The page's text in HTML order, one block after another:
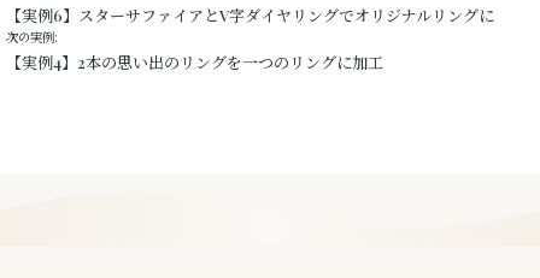
【実例6】スターサファイアとV字ダイヤリングでオリジナルリングに
次の実例:
【実例4】2本の思い出のリングを一つのリングに加工